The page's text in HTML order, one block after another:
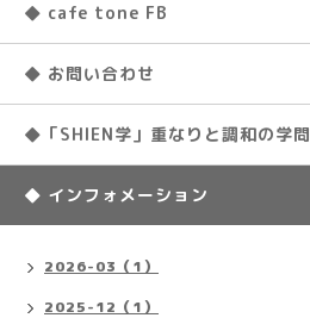
◆ cafe tone FB
◆ お問い合わせ
◆「SHIEN学」重なりと調和の学問
◆ インフォメーション
2026-03（1）
2025-12（1）